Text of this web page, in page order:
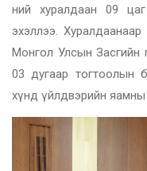
ний хуралдаан 09
эхэллээ.
Монгол Улсын Засгийн
03 дугаар тогтоолын
хүнд үйлдвэрийн